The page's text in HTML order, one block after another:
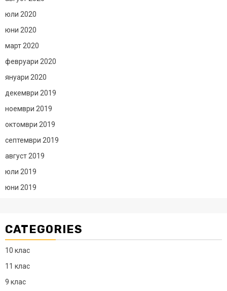
юли 2020
юни 2020
март 2020
февруари 2020
януари 2020
декември 2019
ноември 2019
октомври 2019
септември 2019
август 2019
юли 2019
юни 2019
CATEGORIES
10 клас
11 клас
9 клас